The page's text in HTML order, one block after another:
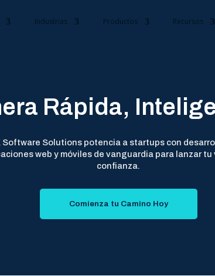
Industrias Productos Recursos
Rápida,
Software Solutions potencia a startups con
web y móviles de vanguardia para lanzar tu
confianza.
Comienza tu Camino Hoy